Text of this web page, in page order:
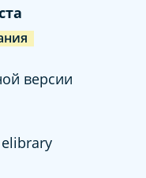
версии
elibrary